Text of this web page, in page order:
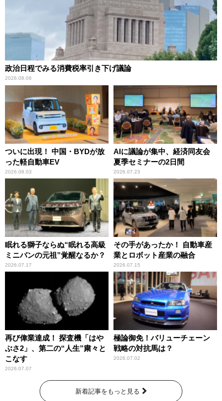
政治日程でみる消費税率引き下げ議論
2026.08.06
ついに出現！ 中国・BYDが放
った軽自動車EV
2026.08.03
AIに議論が集中、経済同友会
夏季セミナーの2日間
2026.07.23
眠れる獅子ならぬ“眠れる高級
ミニバンの元祖”覚醒なるか？
2026.07.17
その手があったか！ 自動車産
業とロボット産業の融合
2026.07.15
再び偉業達成！ 探査機「はや
ぶさ2」、第二の“人生”粛々と
こなす
2026.07.07
極論御免！バリューチェーン
戦略の対抗馬は？
2026.07.02
新着記事をもっと見る